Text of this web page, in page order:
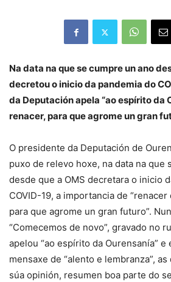
Na data na que se cumpre un ano
decretou o inicio da pandemia do
da Deputación apela “ao espírito da
renacer, para que agrome un gran
O presidente da Deputación de
puxo de relevo hoxe, na data na que
desde que a OMS decretara o inicio
COVID-19, a importancia de
para que agrome un gran futuro”.
“Comecemos de novo”, gravado no
apelou “ao espírito da Ourensanía” e
mensaxe de “alento e lembranza”,
súa opinión, resumen boa parte do